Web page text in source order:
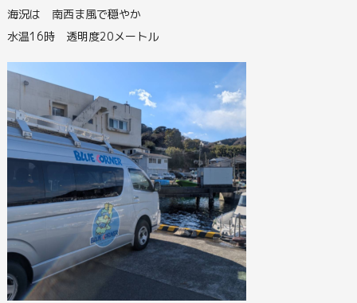
海況は 南西ま風で穏やか
水温16時 透明度20メートル